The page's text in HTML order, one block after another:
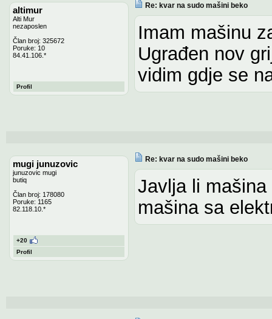
altimur
Alti Mur
nezaposlen
Član broj: 325672
Poruke: 10
84.41.106.*
Profil
Re: kvar na sudo mašini beko
Imam mašinu
Ugrađen nov
vidim gdje se
mugi junuzovic
junuzovic mugi
butiq
Član broj: 178080
Poruke: 1165
82.118.10.*
+20
Profil
Re: kvar na sudo mašini beko
Javlja li
mašina sa